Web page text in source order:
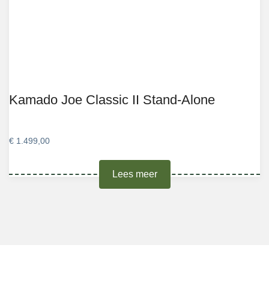
Lees meer
Kamado Joe Classic II Stand-Alone
€ 1.499,00